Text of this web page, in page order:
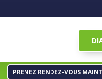
PRENEZ RENDEZ-VOUS